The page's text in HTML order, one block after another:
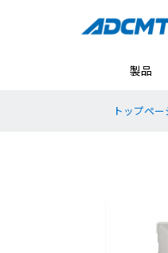
製品
トップペー